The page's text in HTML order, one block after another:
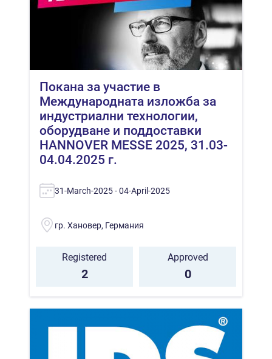
Покана за участие в
Международната изложба за
индустриални технологии,
оборудване и поддоставки
HANNOVER MESSE 2025, 31.03-
04.04.2025 г.
31-March-2025 - 04-April-2025
гр. Хановер, Германия
Registered
2
Approved
0